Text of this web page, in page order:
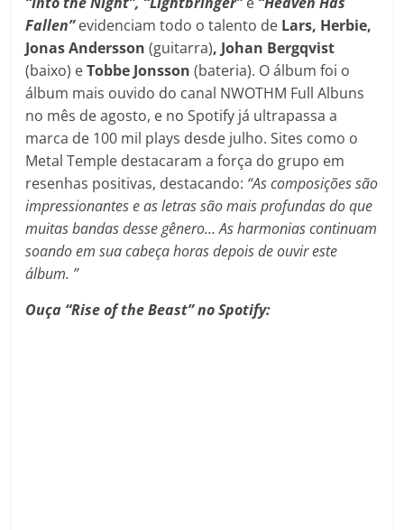
Fallen”evidenciam todo o talento de Lars, Herbie,
Jonas Andersson(guitarra), Johan Bergqvist
(baixo) eTobbe Jonsson(bateria). O álbum foi o
álbum mais ouvido do canal NWOTHM Full Albuns
no mês de agosto, e no Spotify já ultrapassa a
marca de 100 mil plays desde julho. Sites como o
Metal Temple destacaram a força do grupo em
resenhas positivas, destacando: “As composições são
impressionantes e as letras são mais profundas do que
muitas bandas desse gênero… As harmonias continuam
soando em sua cabeça horas depois de ouvir este
álbum. ”
Ouça “Rise of the Beast” no Spotify: